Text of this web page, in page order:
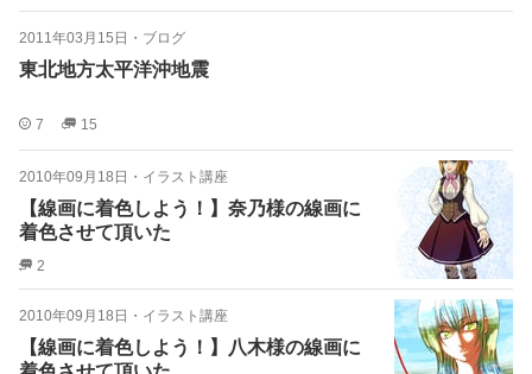
2011年03月15日 ・ ブログ
東北地方太平洋沖地震
7 15
2010年09月18日 ・ イラスト講座
【線画に着色しよう！】奈乃様の線画に
着色させて頂いた
2
2010年09月18日 ・ イラスト講座
【線画に着色しよう！】八木様の線画に